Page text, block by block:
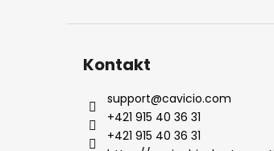
Kontakt
support@cavicio.com
+421 915 40 36 31
+421 915 40 36 31